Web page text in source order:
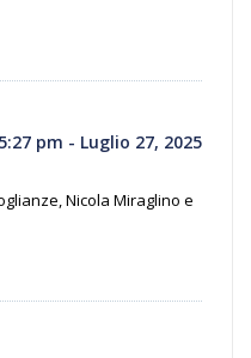
pm - Luglio 27, 2025
Nicola Miraglino e